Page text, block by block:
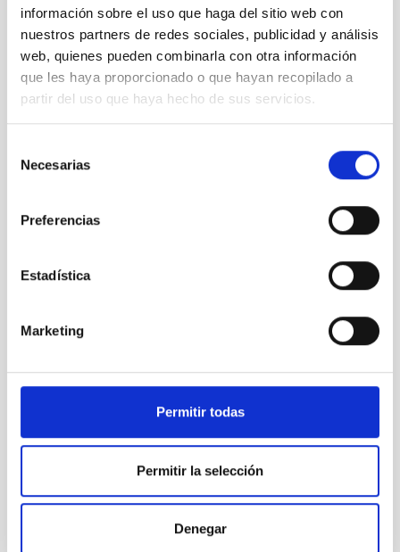
información sobre el uso que haga del sitio web con
nuestros partners de redes sociales, publicidad y análisis
web, quienes pueden combinarla con otra información
que les haya proporcionado o que hayan recopilado a
partir del uso que haya hecho de sus servicios.
Necesarias
Preferencias
Estadística
Marketing
Permitir todas
Permitir la selección
Denegar
ESTADO
CONCEDIDA
Sistema Solar y Sistemas Planetarios (SEYSS)